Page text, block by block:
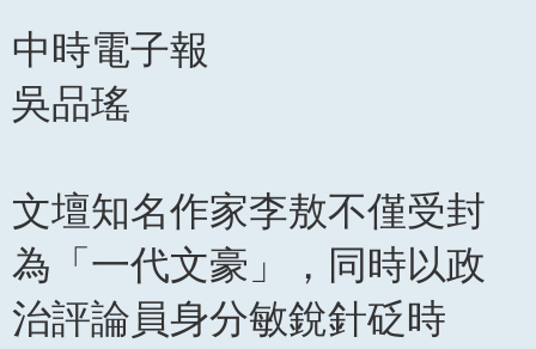
中時電子報
吳品瑤
文壇知名作家李敖不僅受封
為「一代文豪」，同時以政
治評論員身分敏銳針砭時